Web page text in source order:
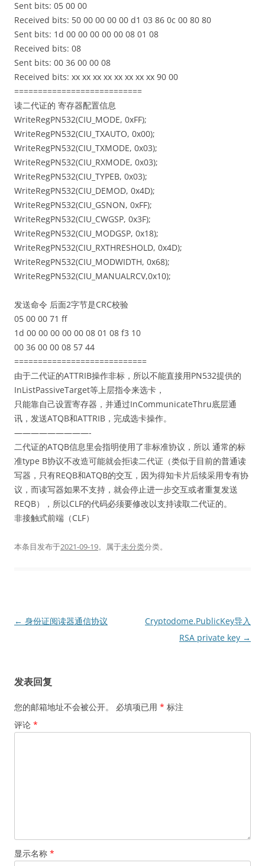
Sent bits: 05 00 00
Received bits: 50 00 00 00 00 d1 03 86 0c 00 80 80
Sent bits: 1d 00 00 00 00 00 08 01 08
Received bits: 08
Sent bits: 00 36 00 00 08
Received bits: xx xx xx xx xx xx xx xx 90 00
===========================
读二代证的 寄存器配置信息
WriteRegPN532(CIU_MODE, 0xFF);
WriteRegPN532(CIU_TXAUTO, 0x00);
WriteRegPN532(CIU_TXMODE, 0x03);
WriteRegPN532(CIU_RXMODE, 0x03);
WriteRegPN532(CIU_TYPEB, 0x03);
WriteRegPN532(CIU_DEMOD, 0x4D);
WriteRegPN532(CIU_GSNON, 0xFF);
WriteRegPN532(CIU_CWGSP, 0x3F);
WriteRegPN532(CIU_MODGSP, 0x18);
WriteRegPN532(CIU_RXTHRESHOLD, 0x4D);
WriteRegPN532(CIU_MODWIDTH, 0x68);
WriteRegPN532(CIU_MANUALRCV,0x10);
发送命令 后面2字节是CRC校验
05 00 00 71 ff
1d 00 00 00 00 00 08 01 08 f3 10
00 36 00 00 08 57 44
============================
由于二代证的ATTRIB操作非标，所以不能直接用PN532提供的
InListPassiveTarget等上层指令来选卡，
只能靠自己设置寄存器，并通过InCommunicateThru底层通
讯，发送ATQB和ATTRIB，完成选卡操作。
—————————-
二代证的ATQB信息里会指明使用了非标准协议，所以 通常的标
准type B协议不改造可能就会拒读二代证（类似于目前的普通读
写器，只有REQB和ATQB的交互，因为得知卡片后续采用专有协
议，而读写器如果不支持，就会停止进一步交互或者重复发送
REQB），所以CLF的代码必须要修改以支持读取二代证的。
非接触式前端（CLF）
本条目发布于2021-09-19。属于未分类分类。
文
← 身份证阅读器通信协议
Cryptodome.PublicKey导入
RSA private key →
发表回复
您的邮箱地址不会被公开。 必填项已用 * 标注
评论 *
显示名称 *